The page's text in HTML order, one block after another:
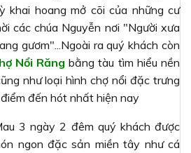
khai hoang mở cõi của những cư
các chúa Nguyễn nơi "Người xưa
gươm"...Ngoài ra quý khách còn
Nổi Răng bằng tàu tìm hiểu nền
như loại hình chợ nổi đặc trưng
đến hót nhất hiện nay
3 ngày 2 đêm quý khách được
ngon đặc sản miền tây như cá